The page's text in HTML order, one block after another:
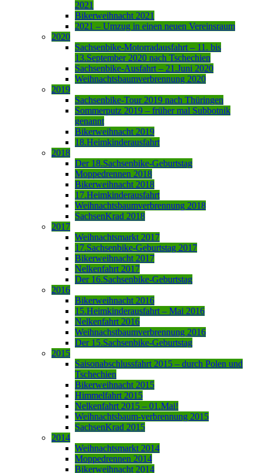
2021
Bikerweihnacht 2021
2021 – Umzug in einen neuen Vereinsraum
2020
Sachsenbike-Motorradausfahrt – 11. bis
13.September 2020 nach Tschechien
Sachsenbike-Ausfahrt – 21.Juni 2020
Weihnachtsbaumverbrennung 2020
2019
Sachsenbike-Tour 2019 nach Thüringen
Sommerputz 2019 – früher mal Subbotnik
genannt
Bikerweihnacht 2019
18.Heimkinderausfahrt
2018
Der 18.Sachsenbike-Geburtstag
Moppedrennen 2018
Bikerweihnacht 2018
17.Heimkinderausfahrt
Weihnachtsbaumverbrennung 2018
SachsenKrad 2018
2017
Weihnachtsmarkt 2017
17.Sachsenbike-Geburtstag 2017
Bikerweihnacht 2017
Nelkenfahrt 2017
Der 16.Sachsenbike-Geburtstag
2016
Bikerweihnacht 2016
15.Heimkinderausfahrt – Mai 2016
Nelkenfahrt 2016
Weihnachstbaumverbrennung 2016
Der 15.Sachsenbike-Geburtstag
2015
Saisonabschlussfahrt 2015 – durch Polen und
Tschechien
Bikerweihnacht 2015
Himmelfahrt 2015
Nelkenfahrt 2015 – 01.Mai!
Weihnachtsbaum-verbrennung 2015
SachsenKrad 2015
2014
Weihnachtsmarkt 2014
Moppedrennen 2014
Bikerweihnacht 2014